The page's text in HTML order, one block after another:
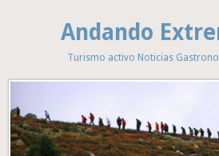
Andando
Turismo activo Noticias